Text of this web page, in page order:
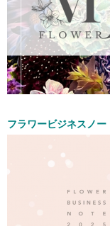
フラワービジネスノ